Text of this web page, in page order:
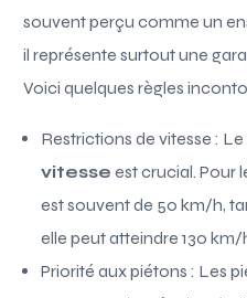
souvent perçu comme un
il représente surtout une
Voici quelques règles
Restrictions de vitesse :
vitesse est crucial. Pour
est souvent de 50 km/h,
elle peut atteindre 130 km/
Priorité aux piétons : Les